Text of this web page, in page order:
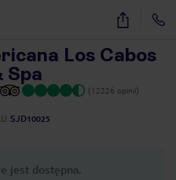
48
Los Cabos
Spa
(12226 opinii)
SJD10025
jest dostępna.